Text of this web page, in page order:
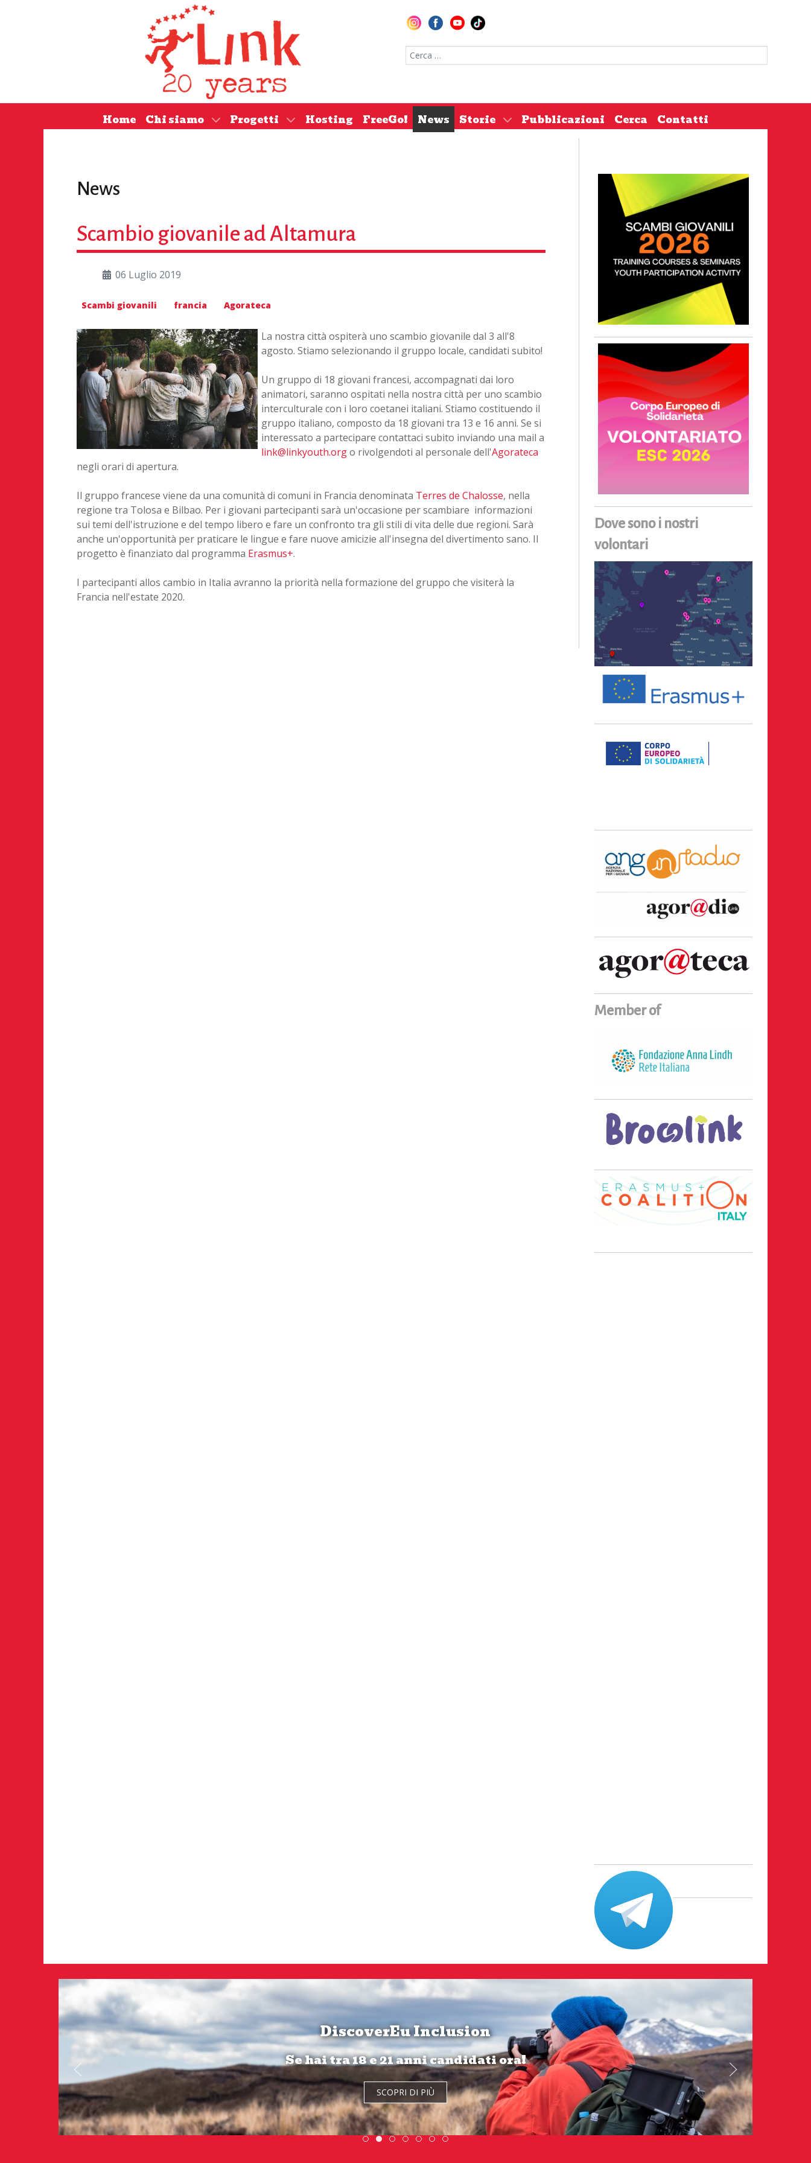
Cerca nel sito
Home Chi siamo Progetti Hosting FreeGo! News Storie Pubblicazioni Cerca Contatti
News
Scambio giovanile ad Altamura
06 Luglio 2019
Scambi giovanili francia Agorateca
La nostra città ospiterà uno scambio giovanile dal 3 all'8
agosto. Stiamo selezionando il gruppo locale, candidati subito!
Un gruppo di 18 giovani francesi, accompagnati dai loro
animatori, saranno ospitati nella nostra città per uno scambio
interculturale con i loro coetanei italiani. Stiamo costituendo il
gruppo italiano, composto da 18 giovani tra 13 e 16 anni. Se si
interessato a partecipare contattaci subito inviando una mail a
link@linkyouth.orgo rivolgendoti al personale dell'Agorateca
negli orari di apertura.
Il gruppo francese viene da una comunità di comuni in Francia denominata Terres de Chalosse, nella
regione tra Tolosa e Bilbao. Per i giovani partecipanti sarà un'occasione per scambiare informazioni
sui temi dell'istruzione e del tempo libero e fare un confronto tra gli stili di vita delle due regioni. Sarà
anche un'opportunità per praticare le lingue e fare nuove amicizie all'insegna del divertimento sano. Il
progetto è finanziato dal programma Erasmus+.
I partecipanti allos cambio in Italia avranno la priorità nella formazione del gruppo che visiterà la
Francia nell'estate 2020.
Dove sono i nostri
volontari
Member of
DiscoverEu Inclusion
Se hai tra 18 e 21 anni candidati ora!
SCOPRI DI PIÙ
Tutti i progetti di volontariato ESC
Scambio Giovanile » 19 - 28 maggio 2026
DiscoverEu Inclusion
ESC » Volontariato internazionale
Scopri dove sono i nostri volontari